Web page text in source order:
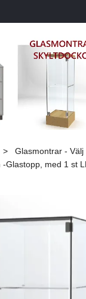
Glasmontrar - Välj
Glastopp, med 1 st